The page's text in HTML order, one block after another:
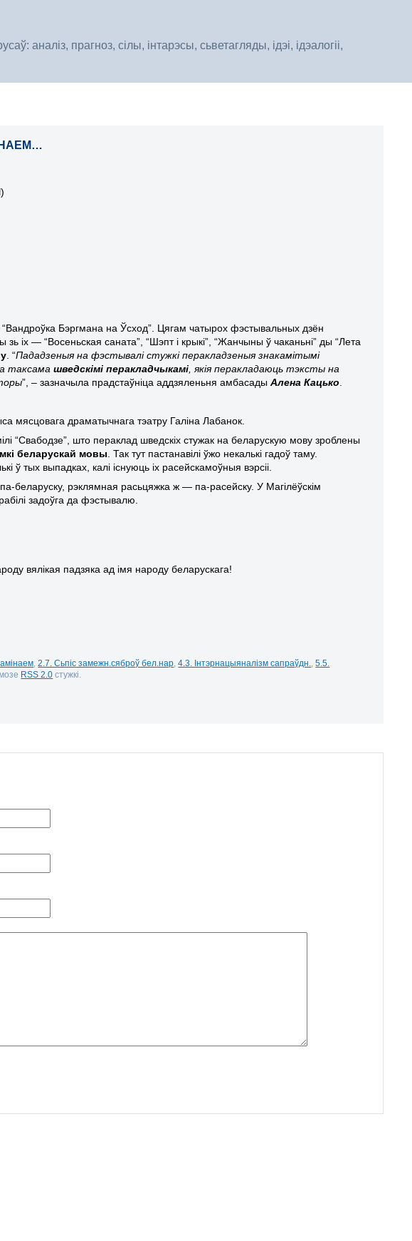
аналіз, прагноз, сілы, інтарэсы, сьветагляды, ідэі, ідэалогіі,
“Вандроўка Бэргмана на Ўсход”. Цягам чатырох фэстывальных дзён
зь іх — “Восеньская саната”, “Шэпт і крыкі”, “Жанчыны ў чаканьні” ды “Лета
. “Пададзеныяна фэстывалі стужкі перакладзеныя знакамітымі
, а таксамашведскімі перакладчыкамі , якія перакладаюць тэксты на
”,–зазначыла прадстаўніца аддзяленьня амбасадыАлена Кацько
мясцовага драматычнага тэатру Галіна Лабанок.
“Свабодзе”, што пераклад шведскіх стужак на беларускую мову зроблены
беларускай мовы . Так тут пастанавілі ўжо некалькі гадоў таму.
ў тых выпадках, калі існуюць іх расейскамоўныя вэрсіі.
беларуску, рэклямная расьцяжка ж — па-расейску. У Магілёўскім
задоўга да фэстывалю.
вялікая падзяка ад імя народу беларускага!
,2.7. Сьпіс замежн.сяброў бел.нар ,4.3. Інтэрнацыяналізм сапраўдн. ,5.5.
RSS 2.0 стужкі.